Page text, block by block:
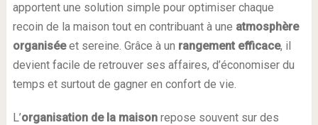
apportent une solution simple pour optimiser chaque
recoin de la maison tout en contribuant à une atmosphère
organiséeet sereine. Grâce à un rangement efficace, il
devient facile de retrouver ses affaires, d’économiser du
temps et surtout de gagner en confort de vie.
L’organisation de la maisonrepose souvent sur des